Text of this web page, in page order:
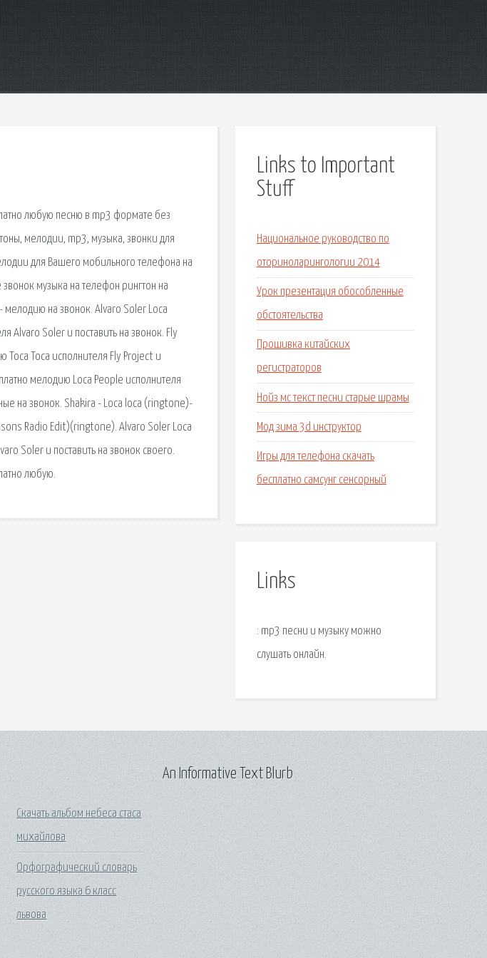
любую песню в mp3 формате без
мелодии, mp3, музыка, звонки для
для Вашего мобильного телефона на
музыка на телефон рингтон на
- мелодию на звонок. Alvaro Soler Loca
Alvaro Soler и поставить на звонок. Fly
Toca Toca исполнителя Fly Project и
мелодию Loca People исполнителя
на звонок. Shakira - Loca loca (ringtone)-
Radio Edit)(ringtone). Alvaro Soler Loca
Soler и поставить на звонок своего.
любую.
Links to Important
Stuff
Национальное руководство по
оториноларингологии 2014
Урок презентация обособленные
обстоятельства
Прошивка китайских
регистраторов
Нойз мс текст песни старые шрамы
Мод зима 3d инструктор
Игры для телефона скачать
бесплатно самсунг сенсорный
Links
: mp3 песни и музыку можно
слушать онлайн.
Скачать альбом небеса стаса
михайлова
Орфографический словарь
русского языка 6 класс
львова
An Informative Text Blurb